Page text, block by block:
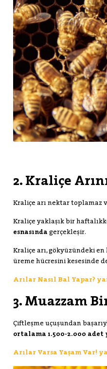
2. Kraliçe
Kraliçe arı nektar toplamaz
Kraliçe yaklaşık bir
esnasında gerçekleşir.
Kraliçe arı, gökyüzündeki en
üreme hücresini kesesinde
Arılar Nasıl Bal Yapar?
3. Muazzam
Çiftleşme uçuşundan
ortalama 1.500-2.000
Arılar Varsa Yaşam Var!